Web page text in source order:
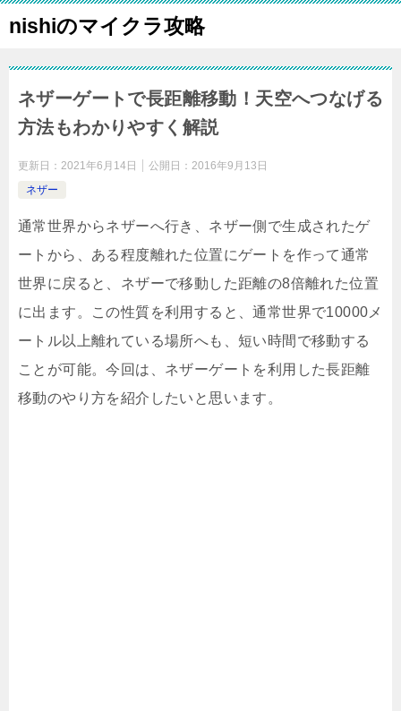
nishiのマイクラ攻略
ネザーゲートで長距離移動！天空へつなげる
方法もわかりやすく解説
更新日： 2021年6月14日 公開日： 2016年9月13日
ネザー
通常世界からネザーへ行き、ネザー側で生成されたゲ
ートから、ある程度離れた位置にゲートを作って通常
世界に戻ると、ネザーで移動した距離の8倍離れた位置
に出ます。この性質を利用すると、通常世界で10000メ
ートル以上離れている場所へも、短い時間で移動する
ことが可能。今回は、ネザーゲートを利用した長距離
移動のやり方を紹介したいと思います。